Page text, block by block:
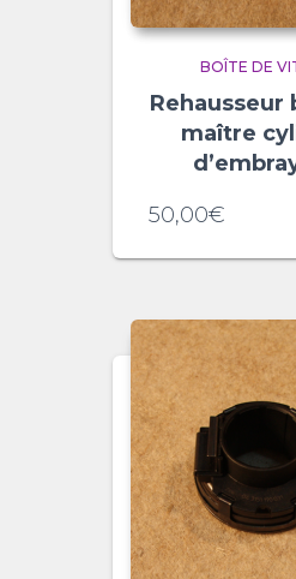
BOÎTE DE
Rehausseur
maître
50,00€